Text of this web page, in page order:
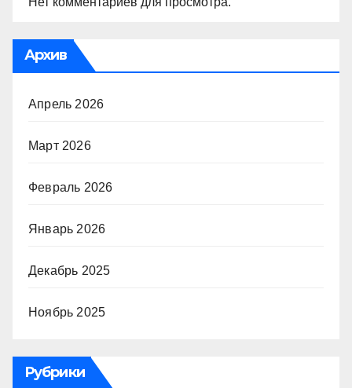
Архив
Апрель 2026
Март 2026
Февраль 2026
Январь 2026
Декабрь 2025
Ноябрь 2025
Рубрики